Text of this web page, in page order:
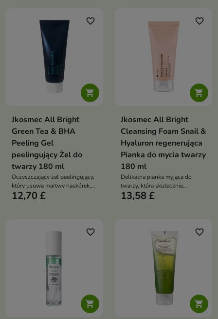

favorite_border
Jkosmec All Bright
Green Tea & BHA
Peeling Gel
peelingujący Żel do
twarzy 180 ml
Oczyszczający żel peelingujący,
który usuwa martwy naskórek,
wygładza skórę i przywraca jej
12,70 £

favorite_border
Jkosmec All Bright
Cleansing Foam Snail &
Hyaluron regenerująca
Pianka do mycia twarzy
180 ml
Delikatna pianka myjąca do
twarzy, która skutecznie
oczyszcza skórę, jednocześnie
13,58 £

favorite_border

favorite_border